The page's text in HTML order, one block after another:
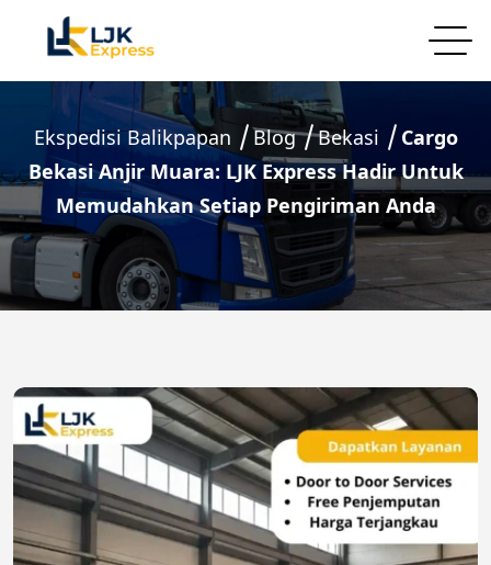
Ekspedisi Balikpapan Blog Bekasi
Cargo
Bekasi Anjir Muara: LJK Express Hadir Untuk
Memudahkan Setiap Pengiriman Anda